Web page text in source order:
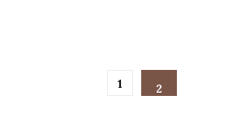
1 2